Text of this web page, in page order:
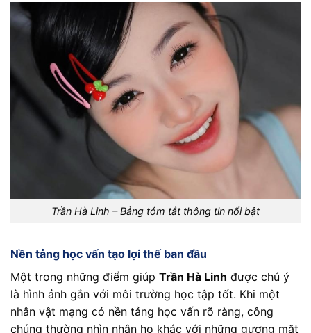
Trần Hà Linh – Bảng tóm tắt thông tin nổi bật
Nền tảng học vấn tạo lợi thế ban đầu
Một trong những điểm giúp Trần Hà Linh được chú ý
là hình ảnh gắn với môi trường học tập tốt. Khi một
nhân vật mạng có nền tảng học vấn rõ ràng, công
chúng thường nhìn nhận họ khác với những gương mặt